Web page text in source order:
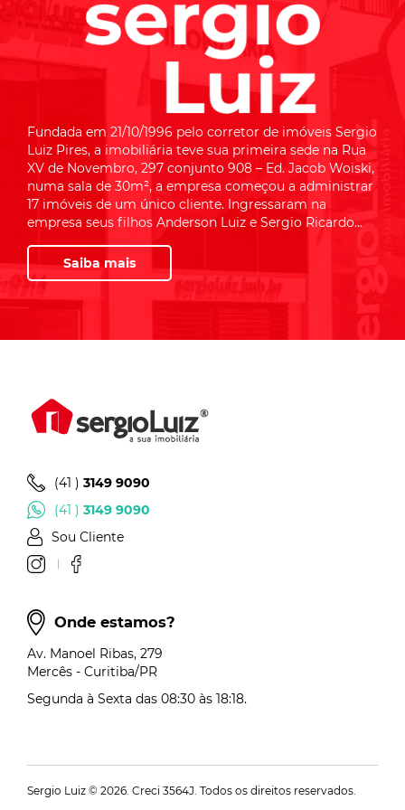
Fundada em 21/10/1996 pelo corretor de imóveis Sergio
Luiz Pires, a imobiliária teve sua primeira sede na Rua
XV de Novembro, 297 conjunto 908 – Ed. Jacob Woiski,
numa sala de 30m², a empresa começou a administrar
17 imóveis de um único cliente. Ingressaram na
empresa seus filhos Anderson Luiz e Sergio Ricardo...
Saiba mais
(41 ) 3149 9090
(41 ) 3149 9090
Sou Cliente
Onde estamos?
Av. Manoel Ribas, 279
Mercês - Curitiba/PR
Segunda à Sexta das 08:30 às 18:18.
Sergio Luiz © 2026. Creci 3564J. Todos os direitos reservados.